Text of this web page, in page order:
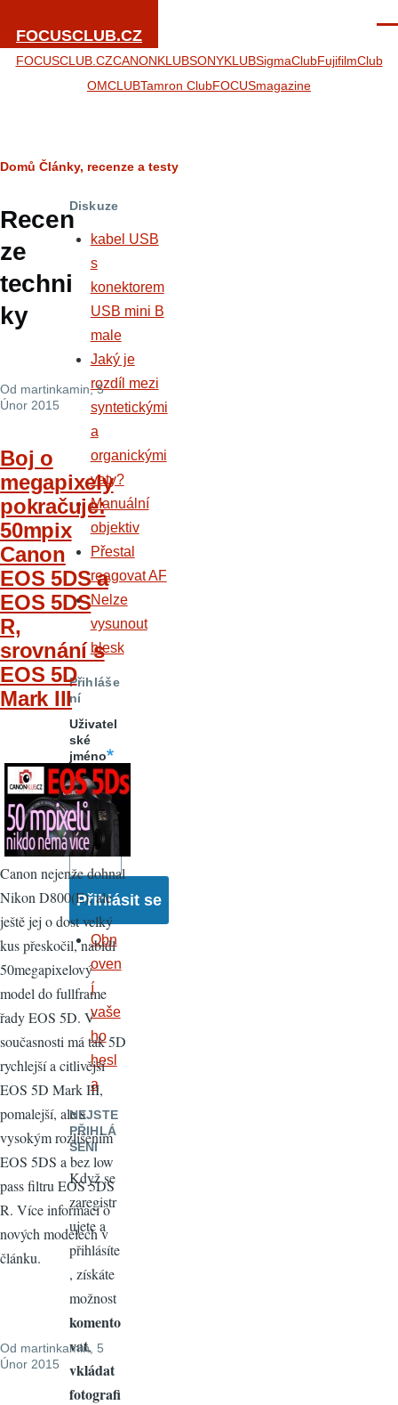
FOCUSCLUB.CZ
FOCUSCLUB.CZCANONKLUBSONYKLUBSigmaClubFujifilmClub
OMCLUBTamron ClubFOCUSmagazine
Drobečková
navigace
Domů Články, recenze a testy
Recen
ze
techni
ky
Od martinkamin, 5
Únor 2015
Boj o
megapixely
pokračuje:
50mpix
Canon
EOS 5DS a
EOS 5DS
R,
srovnání s
EOS 5D
Mark III
Canon nejenže dohnal
Nikon D800(E), ale
ještě jej o dost velký
kus přeskočil, nabídl
50megapixelový
model do fullframe
řady EOS 5D. V
současnosti má tak 5D
rychlejší a citlivější
EOS 5D Mark III,
pomalejší, ale s
vysokým rozlišením
EOS 5DS a bez low
pass filtru EOS 5DS
R. Více informací o
nových modelech v
článku.
Od martinkamin, 5
Únor 2015
Diskuze
kabel USB
s
konektorem
USB mini B
male
Jaký je
rozdíl mezi
syntetickými
a
organickými
vaty?
Manuální
objektiv
Přestal
reagovat AF
Nelze
vysunout
blesk
Přihláše
ní
Uživatel
ské
jméno
Heslo
Obn
oven
í
vaše
ho
hesl
a
NEJSTE
PŘIHLÁ
ŠENI
Když se
zaregistr
ujete a
přihlásíte
, získáte
možnost
komento
vat,
vkládat
fotografi